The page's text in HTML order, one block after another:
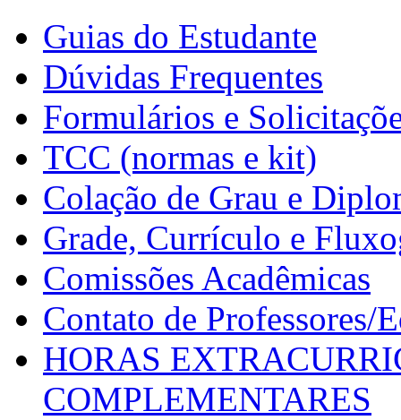
Guias do Estudante
Dúvidas Frequentes
Formulários e
TCC (normas e kit)
Colação de Grau e
Grade, Currículo e
Comissões Acadêmicas
Contato de Professores/
HORAS
COMPLEMENTARES